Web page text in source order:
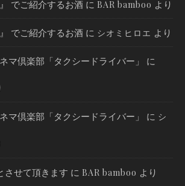
でご紹介するお酒 に BAR bamboo より
でご紹介するお酒 に シオミヒロエ より
マ倶楽部「タクシードライバー」 に
マ倶楽部「タクシードライバー」 に シ
させて頂きます に BAR bamboo より